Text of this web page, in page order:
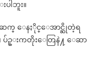
ါဘူး။
ဆက္ ေနႏိုင္ေအာင္ဆိုတဲ့ရ
ပ်ဥ္းကတိုးေတြနဲ႔ ေဆာ